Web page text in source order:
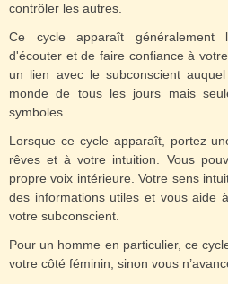
contrôler les autres.
Ce cycle apparaît généralement
d'écouter et de faire confiance à
un lien avec le subconscient
monde de tous les jours mais
symboles.
Lorsque ce cycle apparaît, portez
rêves et à votre intuition. Vous
propre voix intérieure. Votre sens
des informations utiles et vous aide
votre subconscient.
Pour un homme en particulier, ce
votre côté féminin, sinon vous